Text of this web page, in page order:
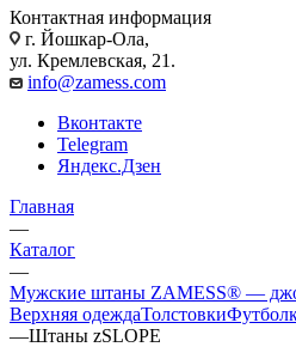
Контактная информация
г. Йошкар-Ола,
ул. Кремлевская, 21.
info@zamess.com
Вконтакте
Telegram
Яндекс.Дзен
Главная
—
Каталог
—
Мужские штаны ZAMESS® —
Верхняя одеждаТолстовки
—Штаны zSLOPE